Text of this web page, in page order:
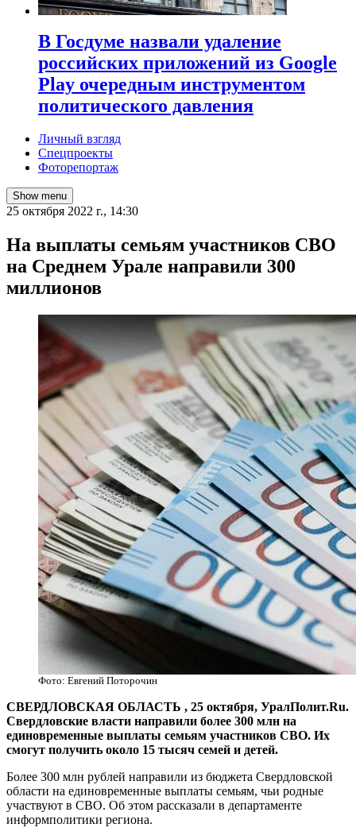
В Госдуме назвали удаление
российских приложений из Google
Play очередным инструментом
политического давления
Личный взгляд
Спецпроекты
Фоторепортаж
Show menu
25 октября 2022 г., 14:30
На выплаты семьям участников СВО
на Среднем Урале направили 300
миллионов
Фото: Евгений Поторочин
СВЕРДЛОВСКАЯ ОБЛАСТЬ , 25 октября, УралПолит.Ru.
Свердловские власти направили более 300 млн на
единовременные выплаты семьям участников СВО. Их
смогут получить около 15 тысяч семей и детей.
Более 300 млн рублей направили из бюджета Свердловской
области на единовременные выплаты семьям, чьи родные
участвуют в СВО. Об этом рассказали в департаменте
информполитики региона.